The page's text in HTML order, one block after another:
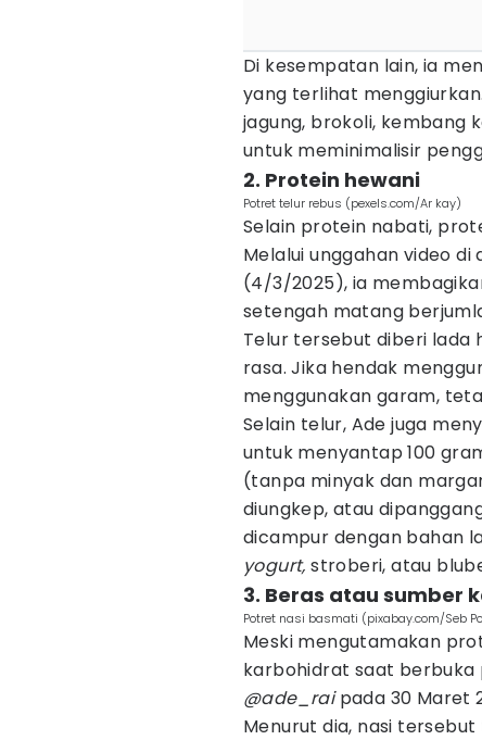
Di kesempatan lain, ia
yang terlihat
jagung, brokoli, kembang
untuk meminimalisir
2. Protein hewani
Potret telur rebus (pexels.com/Ar kay)
Selain protein nabati,
Melalui unggahan video di
(4/3/2025), ia
setengah matang
Telur tersebut diberi lada
rasa. Jika hendak
menggunakan garam,
Selain telur, Ade juga
untuk menyantap 100
(tanpa minyak dan
diungkep, atau
dicampur dengan bahan
yogurt,stroberi, atau
3. Beras atau sumber
Potret nasi basmati (pixabay.com/Seb
Meski mengutamakan
karbohidrat saat berbuka
@ade_raipada 30 Maret
Menurut dia, nasi